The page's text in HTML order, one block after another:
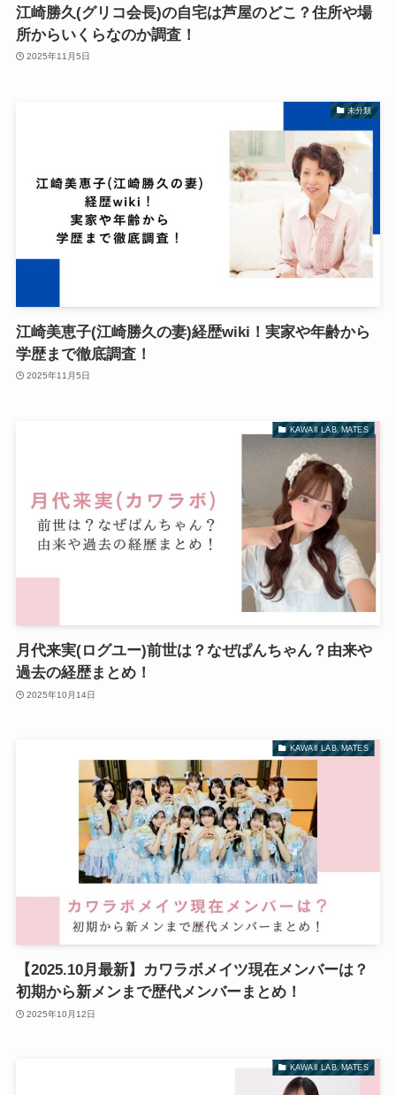
江崎勝久(グリコ会長)の自宅は芦屋のどこ？住所や場
所からいくらなのか調査！
2025年11月5日
未分類
江崎美恵子(江崎勝久の妻)経歴wiki！実家や年齢から
学歴まで徹底調査！
2025年11月5日
KAWAII LAB. MATES
月代来実(ログユー)前世は？なぜぱんちゃん？由来や
過去の経歴まとめ！
2025年10月14日
KAWAII LAB. MATES
【2025.10月最新】カワラボメイツ現在メンバーは？
初期から新メンまで歴代メンバーまとめ！
2025年10月12日
KAWAII LAB. MATES